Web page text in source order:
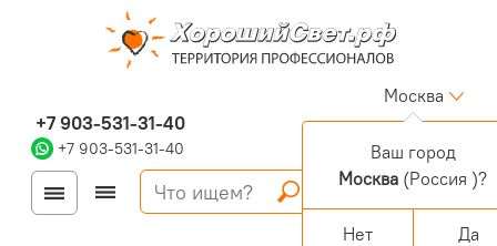
+7 903-531-31-40
+7 903-531-31-40
Москва
Войти
Регистрация
Корзина
0 позиций
Персональный раздел
Ваш город
Москва (Россия )?
Нет Да